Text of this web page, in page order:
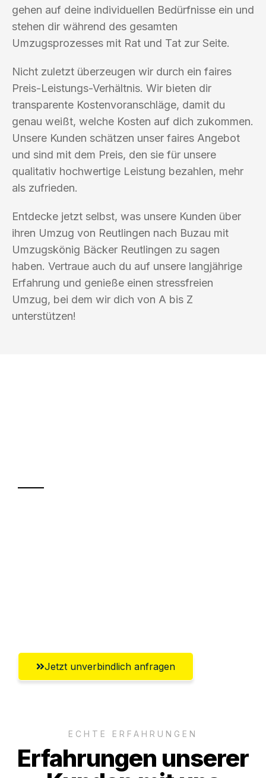
gehen auf deine individuellen Bedürfnisse ein und
stehen dir während des gesamten
Umzugsprozesses mit Rat und Tat zur Seite.
Nicht zuletzt überzeugen wir durch ein faires
Preis-Leistungs-Verhältnis. Wir bieten dir
transparente Kostenvoranschläge, damit du
genau weißt, welche Kosten auf dich zukommen.
Unsere Kunden schätzen unser faires Angebot
und sind mit dem Preis, den sie für unsere
qualitativ hochwertige Leistung bezahlen, mehr
als zufrieden.
Entdecke jetzt selbst, was unsere Kunden über
ihren Umzug von Reutlingen nach Buzau mit
Umzugskönig Bäcker Reutlingen zu sagen
haben. Vertraue auch du auf unsere langjährige
Erfahrung und genieße einen stressfreien
Umzug, bei dem wir dich von A bis Z
unterstützen!
Jetzt unverbindlich anfragen
ECHTE ERFAHRUNGEN
Erfahrungen unserer